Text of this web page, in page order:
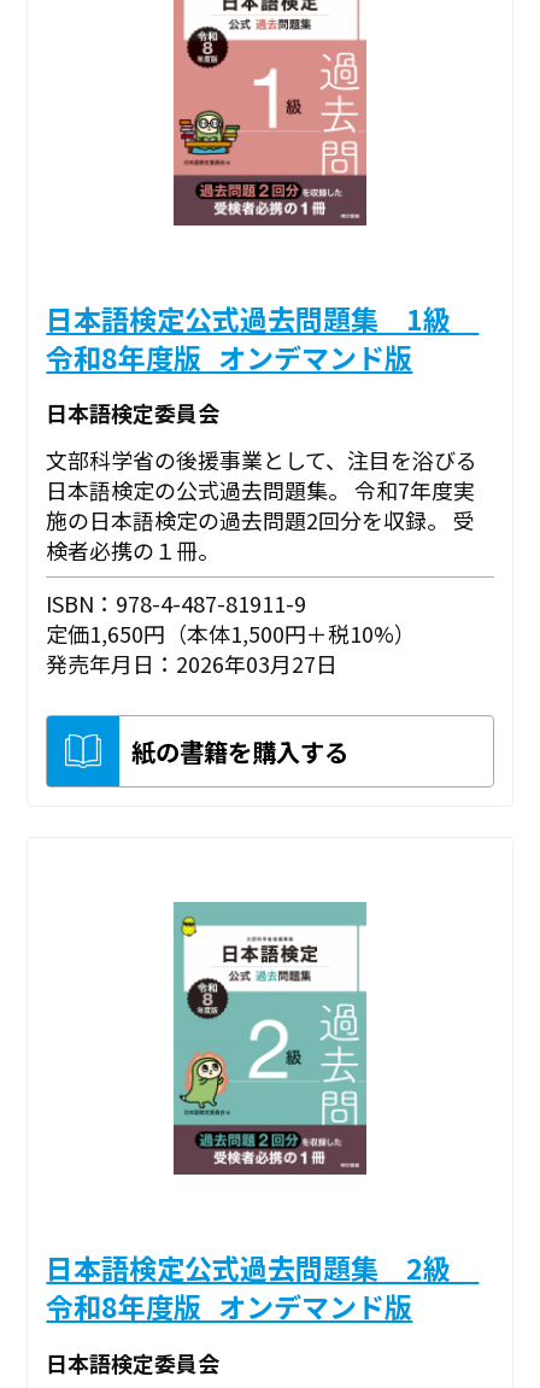
日本語検定公式過去問題集 1級
令和8年度版_オンデマンド版
日本語検定委員会
文部科学省の後援事業として、注目を浴びる
日本語検定の公式過去問題集。 令和7年度実
施の日本語検定の過去問題2回分を収録。 受
検者必携の１冊。
ISBN：978-4-487-81911-9
定価1,650円（本体1,500円＋税10%）
発売年月日：2026年03月27日
紙の書籍を購入する
日本語検定公式過去問題集 2級
令和8年度版_オンデマンド版
日本語検定委員会